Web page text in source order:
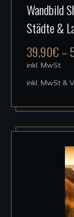
Wandbild
Städte &
39,90€–
inkl. MwSt.
inkl. MwSt &